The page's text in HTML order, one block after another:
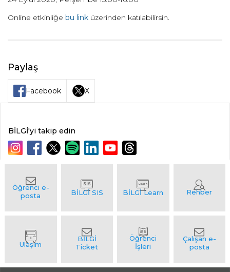
Online etkinliğe bu link üzerinden katılabilirsin.
Paylaş
Facebook X
BİLGİ'yi takip edin